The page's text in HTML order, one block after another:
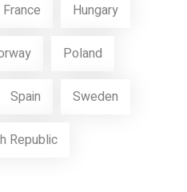
France Hungary
Poland
Spain Sweden
Republic